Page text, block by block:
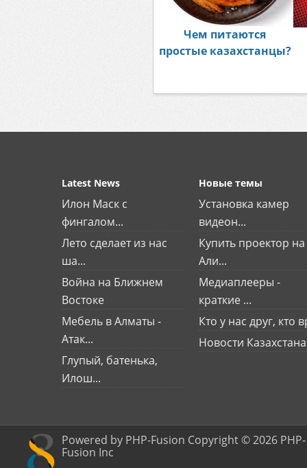
Чем питаются
простые казахстанцы?
Latest News
Илон Маск с
фингалом...
Лето сделает из нас
ша...
Война на Ближнем
Востоке
Мебель в Алматы -
Атак...
Глупый, батенька,
Илош...
Новые темы
Установка камер
видеон...
Купить проектор на
Али...
Медиаплееры -
краткие ...
Кто у нас друг, кто
Новости Казахстана
Powered by PHP-Fusion Copyright © 2026 PHP-
Fusion Inc